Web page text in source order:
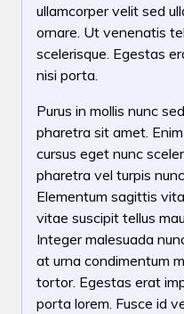
ullamcorper velit sed
ornare. Ut venenatis
scelerisque. Egestas
nisi porta.
Purus in mollis nunc
pharetra sit amet.
cursus eget nunc
pharetra vel turpis
Elementum sagittis
vitae suscipit tellus
Integer malesuada
at urna condimentum
tortor. Egestas erat
porta lorem. Fusce id